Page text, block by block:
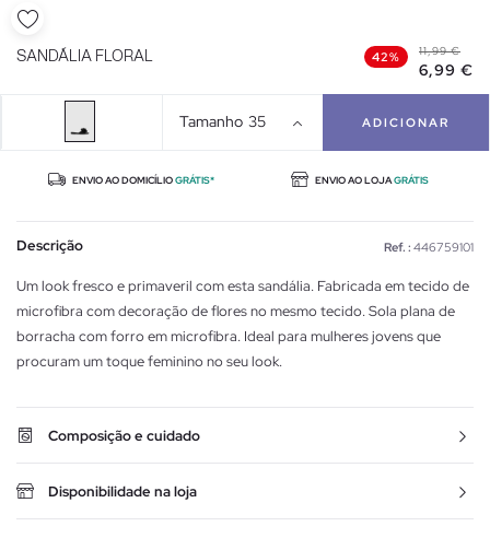
SANDÁLIA FLORAL 42% 11,99 €
6,99 €
Tamanho 35 ADICIONAR
ENVIO AO DOMICÍLIOGRÁTIS* ENVIO AO LOJAGRÁTIS
Descrição Ref. : 446759101
Um look fresco e primaveril com esta sandália. Fabricada em tecido de
microfibra com decoração de flores no mesmo tecido. Sola plana de
borracha com forro em microfibra. Ideal para mulheres jovens que
procuram um toque feminino no seu look.
Composição e cuidado
Disponibilidade na loja